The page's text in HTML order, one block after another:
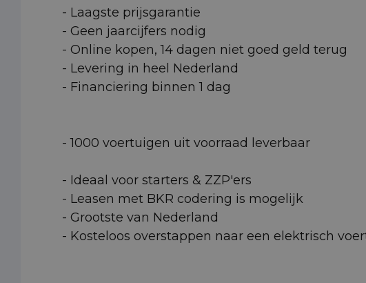
- Laagste prijsgarantie
- Geen jaarcijfers nodig
- Online kopen, 14 dagen niet goed geld terug
- Levering in heel Nederland
- Financiering binnen 1 dag
- 1000 voertuigen uit voorraad leverbaar
- Ideaal voor starters & ZZP'ers
- Leasen met BKR codering is mogelijk
- Grootste van Nederland
- Kosteloos overstappen naar een elektrisch